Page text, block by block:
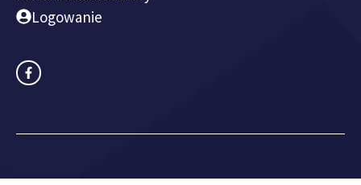
Logowanie